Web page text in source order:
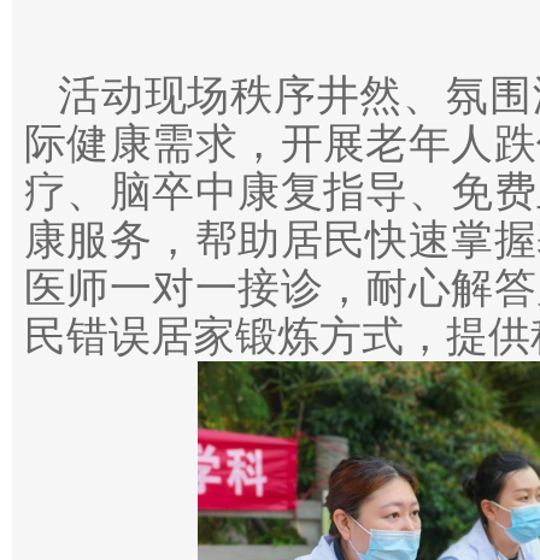
活动现场秩序井然、氛
际健康需求，开展老年人
疗、脑卒中康复指导、免
康服务，帮助居民快速掌
医师一对一接诊，耐心解
民错误居家锻炼方式，提